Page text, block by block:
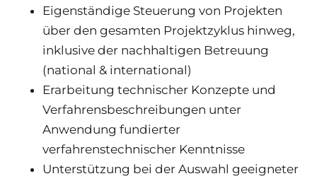
Eigenständige Steuerung von Projekten
über den gesamten Projektzyklus hinweg,
inklusive der nachhaltigen Betreuung
(national & international)
Erarbeitung technischer Konzepte und
Verfahrensbeschreibungen unter
Anwendung fundierter
verfahrenstechnischer Kenntnisse
Unterstützung bei der Auswahl geeigneter